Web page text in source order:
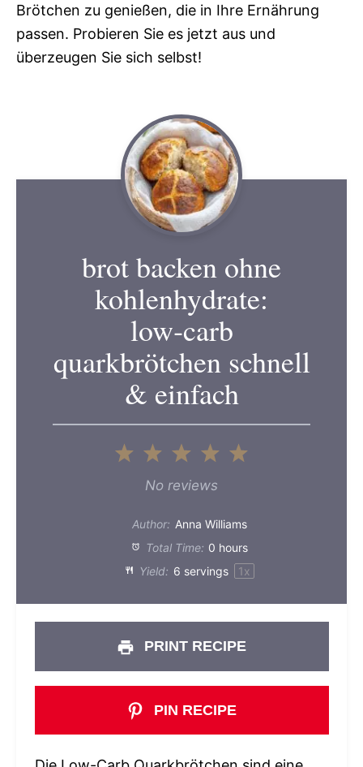
Brötchen zu genießen, die in Ihre Ernährung
passen. Probieren Sie es jetzt aus und
überzeugen Sie sich selbst!
brot backen ohne
kohlenhydrate:
low‑carb
quarkbrötchen schnell
& einfach
5
4
3
Stars
2
Stars
1
Star
No reviews
Author: Anna Williams
Total Time: 0 hours
Yield: 6 servings 1x
PRINT RECIPE
PIN RECIPE